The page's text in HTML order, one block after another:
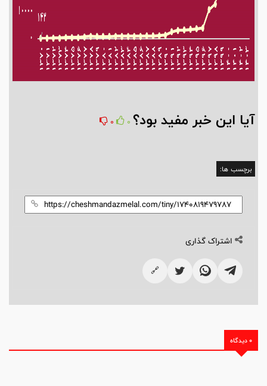
آیا این خبر مفید بود؟ 0
0
برچسب ها:
اشتراک گذاری
🔗
0 دیدگاه